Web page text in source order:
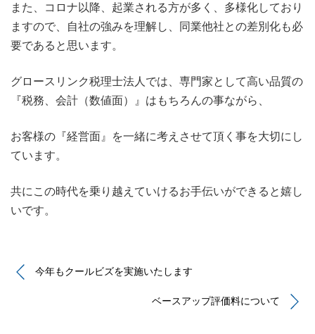
また、コロナ以降、起業される方が多く、多様化しており
ますので、自社の強みを理解し、同業他社との差別化も必
要であると思います。
グロースリンク税理士法人では、専門家として高い品質の
『税務、会計（数値面）』はもちろんの事ながら、
お客様の『経営面』を一緒に考えさせて頂く事を大切にし
ています。
共にこの時代を乗り越えていけるお手伝いができると嬉し
いです。
今年もクールビズを実施いたします
ベースアップ評価料について